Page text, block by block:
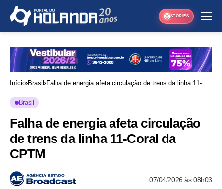
STORIES
Início Brasil
Falha de energia afeta circulação de trens da linha 11-
Brasil
Falha de energia afeta circulação
de trens da linha 11-Coral da
CPTM
07/04/2026 às 08h03